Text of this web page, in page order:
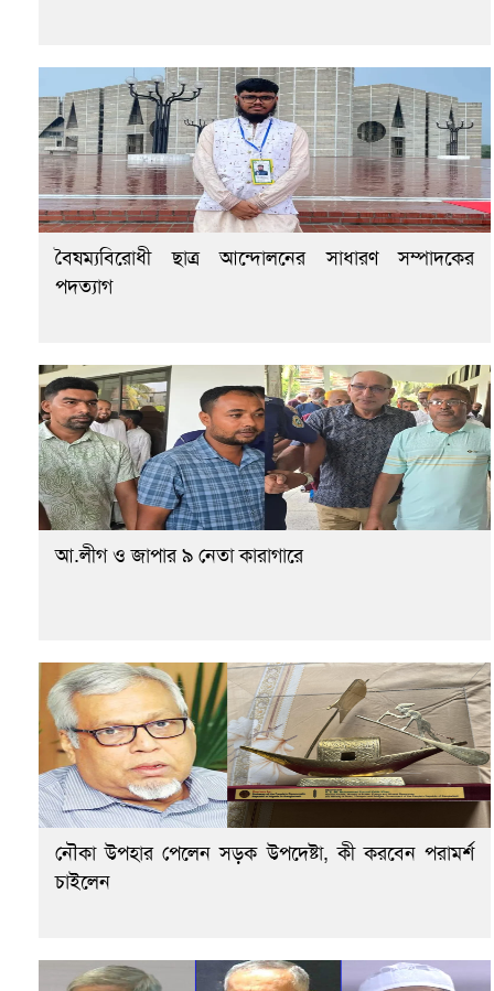
বৈষম্যবিরোধী ছাত্র আন্দোলনের সাধারণ সম্পাদকের
পদত্যাগ
আ.লীগ ও জাপার ৯ নেতা কারাগারে
নৌকা উপহার পেলেন সড়ক উপদেষ্টা, কী করবেন পরামর্শ
চাইলেন